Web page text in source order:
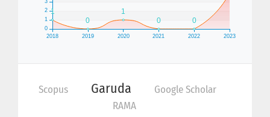
Scopus Garuda
Google Scholar
RAMA